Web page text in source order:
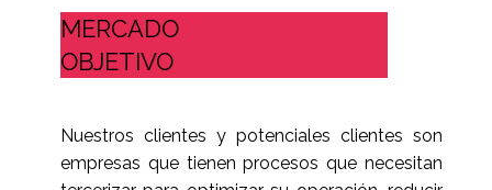
MERCADO
OBJETIVO
Nuestros clientes y potenciales clientes son
empresas que tienen procesos que necesitan